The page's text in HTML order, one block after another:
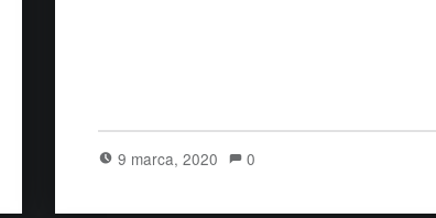
9 marca, 2020 0